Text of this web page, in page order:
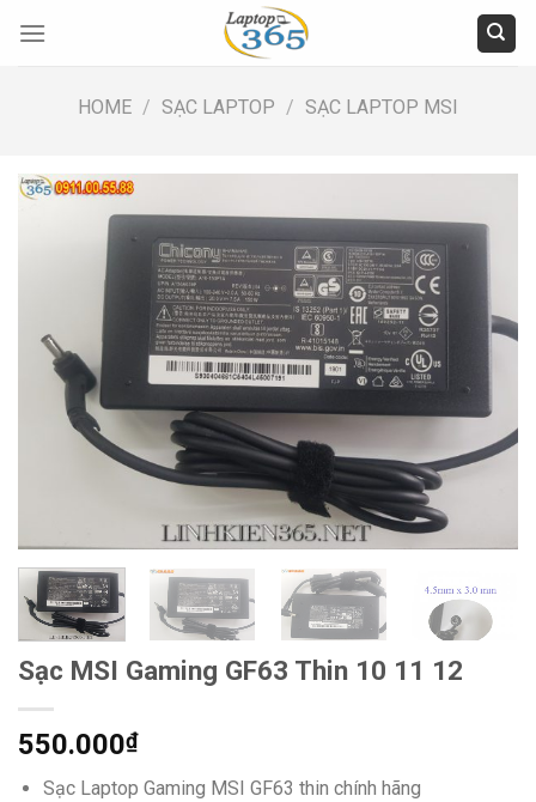
HOME / SẠC LAPTOP / SẠC LAPTOP MSI
Sạc MSI Gaming GF63 Thin 10 11 12
550.000₫
Sạc Laptop Gaming MSI GF63 thin chính hãng